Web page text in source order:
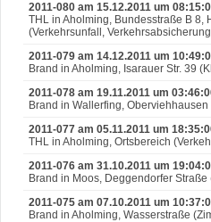
2011-080 am 15.12.2011 um
THL in Aholming, Bundesstraße B 8,
(Verkehrsunfall,
2011-079 am 14.12.2011 um
Brand in Aholming, Isarauer Str. 39
2011-078 am 19.11.2011 um
Brand in Wallerfing,
2011-077 am 05.11.2011 um
THL in Aholming, Ortsbereich
2011-076 am 31.10.2011 um
Brand in Moos, Deggendorfer
2011-075 am 07.10.2011 um
Brand in Aholming, Wasserstraße